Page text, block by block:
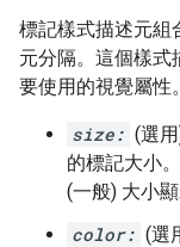
標記樣式描述元組
元分隔。這個樣式
要使用的視覺屬性
size: (選
的標記大小
(一般) 大小顯
color: (選